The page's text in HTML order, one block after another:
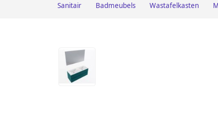
Sanitair Badmeubels Wastafelkasten